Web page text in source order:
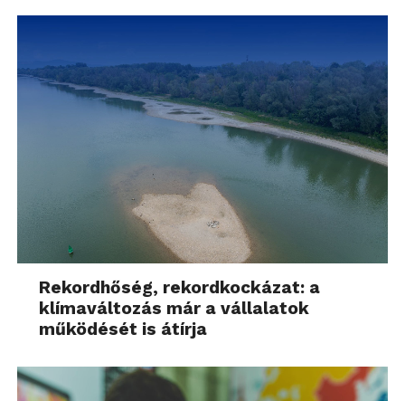
Rekordhőség, rekordkockázat: a
klímaváltozás már a vállalatok
működését is átírja